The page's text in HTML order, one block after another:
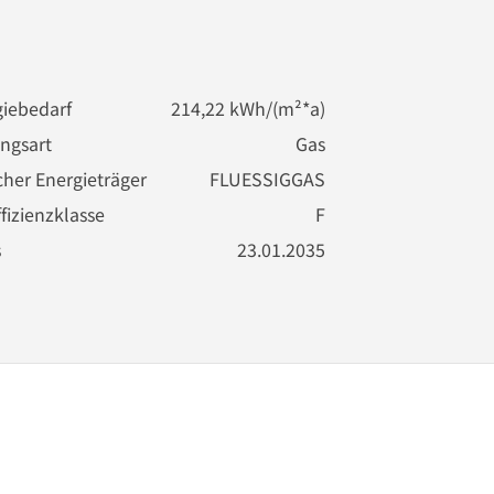
214,22 kWh/(m²*a)
Gas
Energieträger
FLUESSIGGAS
F
23.01.2035